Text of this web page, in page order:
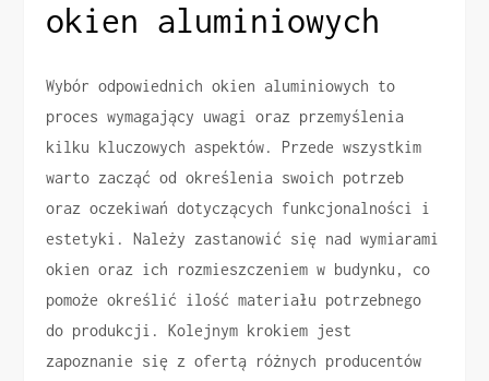
okien aluminiowych
Wybór odpowiednich okien aluminiowych to
proces wymagający uwagi oraz przemyślenia
kilku kluczowych aspektów. Przede wszystkim
warto zacząć od określenia swoich potrzeb
oraz oczekiwań dotyczących funkcjonalności i
estetyki. Należy zastanowić się nad wymiarami
okien oraz ich rozmieszczeniem w budynku, co
pomoże określić ilość materiału potrzebnego
do produkcji. Kolejnym krokiem jest
zapoznanie się z ofertą różnych producentów